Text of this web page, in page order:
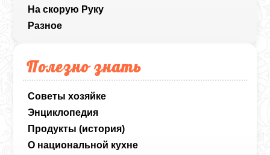
На скорую Руку
Разное
Полезно знать
Советы хозяйке
Энциклопедия
Продукты (история)
О национальной кухне